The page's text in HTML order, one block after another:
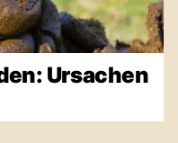
Ursachen